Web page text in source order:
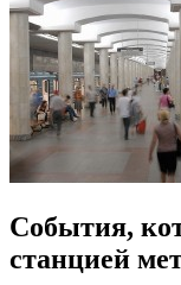
События,
станцией